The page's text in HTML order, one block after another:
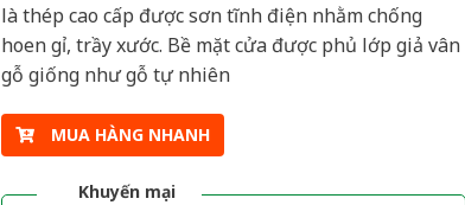
là thép cao cấp được sơn tĩnh điện nhằm chống
hoen gỉ, trầy xước. Bề mặt cửa được phủ lớp giả vân
gỗ giống như gỗ tự nhiên
MUA HÀNG NHANH
Khuyến mại